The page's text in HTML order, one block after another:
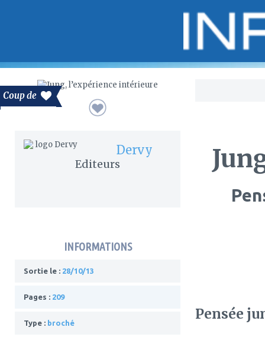
Coup de
Dervy
Editeurs
INFORMATIONS
Sortie le : 28/10/13
Pages : 209
Type : broché
Pensée